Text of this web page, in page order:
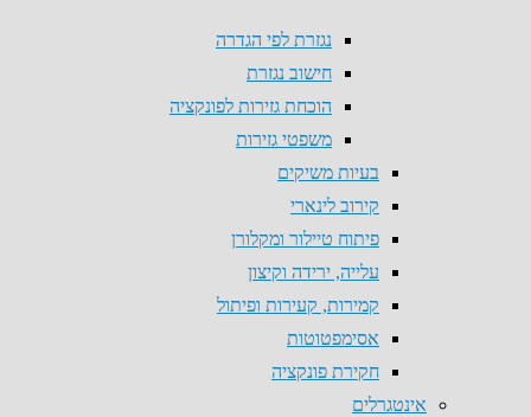
נגזרת לפי הגדרה
חישוב נגזרת
הוכחת גזירות לפונקציה
משפטי גזירות
בעיות משיקים
קירוב לינארי
פיתוח טיילור ומקלורן
עלייה, ירידה וקיצון
קמירות, קעירות ופיתול
אסימפטוטות
חקירת פונקציה
אינטגרלים